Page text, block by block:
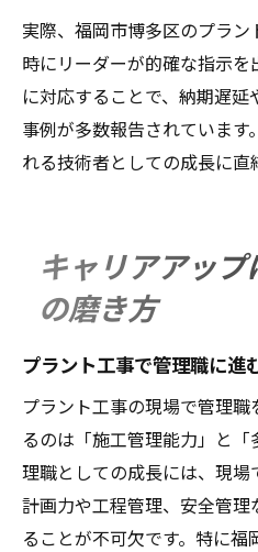
実際、福岡市博多区のプラ
時にリーダーが的確な指示
に対応することで、納期遅
事例が多数報告されています
れる技術者としての成長に直
キャリアアッ
の磨き方
プラント工事で管理職に進
プラント工事の現場で管理
るのは「施工管理能力」と
理職としての成長には、現場
計画力や工程管理、安全管
ることが不可欠です。特に